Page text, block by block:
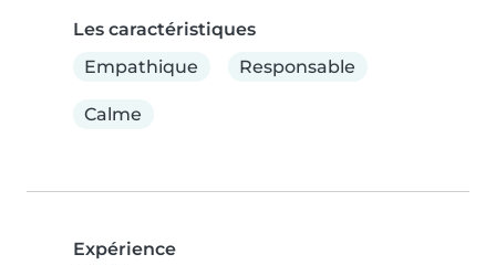
Les caractéristiques
Empathique
Responsable
Calme
Expérience